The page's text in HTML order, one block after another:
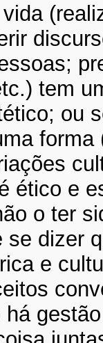
tem
ou
ético e
o ter
se dizer
e